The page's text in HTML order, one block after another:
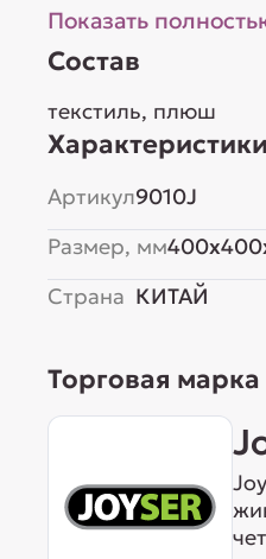
Показать
Состав
текстиль, плюш
Характеристики
Артикул9010J
Размер, мм
Страна КИТАЙ
Торговая марка